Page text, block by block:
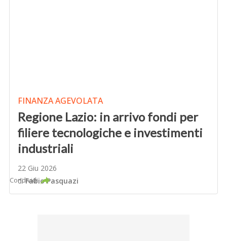
FINANZA AGEVOLATA
Regione Lazio: in arrivo fondi per
filiere tecnologiche e investimenti
industriali
22 Giu 2026
diFabio Pasquazi
Condividi